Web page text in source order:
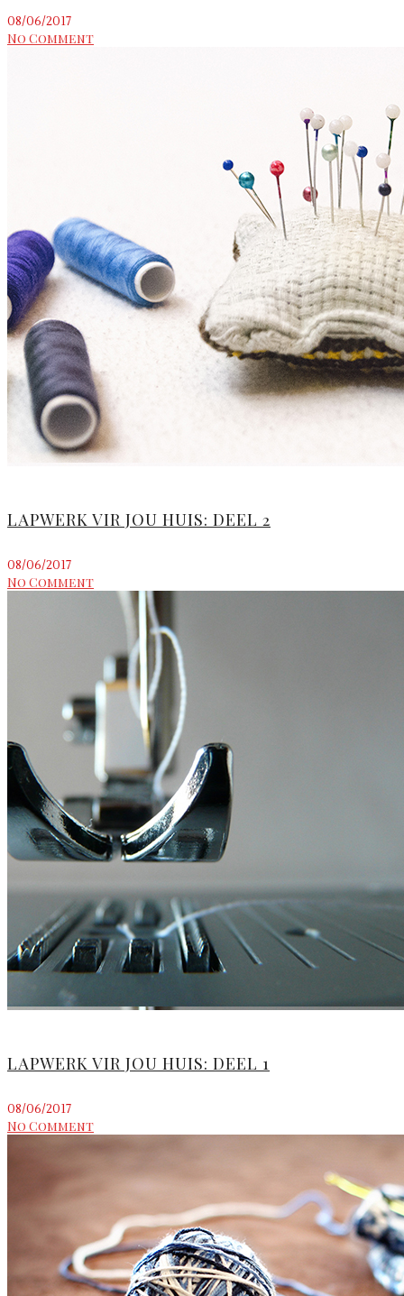
08/06/2017
No Comment
LAPWERK VIR JOU HUIS: DEEL 2
08/06/2017
No Comment
LAPWERK VIR JOU HUIS: DEEL 1
08/06/2017
No Comment